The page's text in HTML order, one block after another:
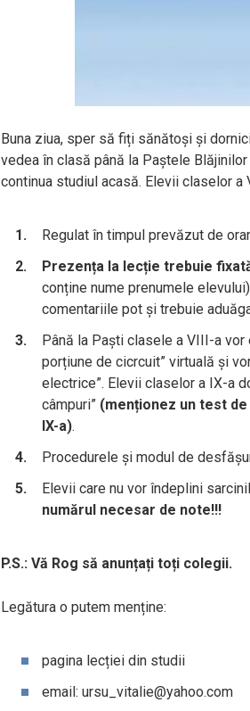
Buna ziua, sper să fiți sănătoși și
vedea în clasă până la Paștele
continua studiul acasă. Elevii claselor
Regulat în timpul prevăzut de orar
Prezența la lecție trebuie
conține nume prenumele
comentariile pot și trebuie
Până la Paști clasele a VIII-a vor
porțiune de cicrcuit” virtuală și
electrice”. Elevii claselor a IX-a
câmpuri” (menționez un test
IX-a).
Procedurele și modul de
Elevii care nu vor îndeplini
numărul necesar de note!!!
P.S.: Vă Rog să anunțați toți colegii.
Legătura o putem menține:
pagina lecției din studii
email: ursu_vitalie@yahoo.com